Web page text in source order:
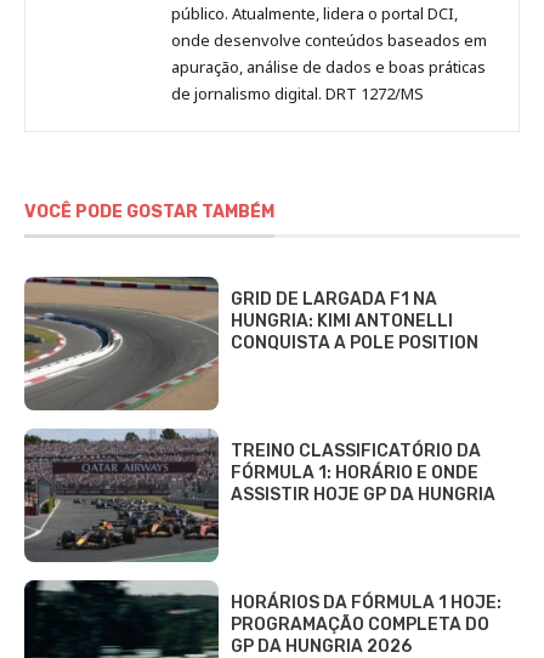
público. Atualmente, lidera o portal DCI,
onde desenvolve conteúdos baseados em
apuração, análise de dados e boas práticas
de jornalismo digital. DRT 1272/MS
VOCÊ PODE GOSTAR TAMBÉM
GRID DE LARGADA F1 NA
HUNGRIA: KIMI ANTONELLI
CONQUISTA A POLE POSITION
TREINO CLASSIFICATÓRIO DA
FÓRMULA 1: HORÁRIO E ONDE
ASSISTIR HOJE GP DA HUNGRIA
HORÁRIOS DA FÓRMULA 1 HOJE:
PROGRAMAÇÃO COMPLETA DO
GP DA HUNGRIA 2026